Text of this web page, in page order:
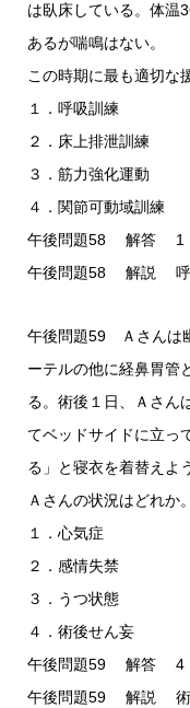
は臥床している。体温
あるが喘鳴はない。
この時期に最も適切な
１．呼吸訓練
２．床上排泄訓練
３．筋力強化運動
４．関節可動域訓練
午後問題58 解答 1
午後問題58 解説 呼
午後問題59 Ａさんは
ーテルの他に経鼻胃管
る。術後１日、Ａさん
てベッドサイドに立っ
る」と寝衣を着替えよ
Ａさんの状況はどれか。
１．心気症
２．感情失禁
３．うつ状態
４．術後せん妄
午後問題59 解答 4
午後問題59 解説 術